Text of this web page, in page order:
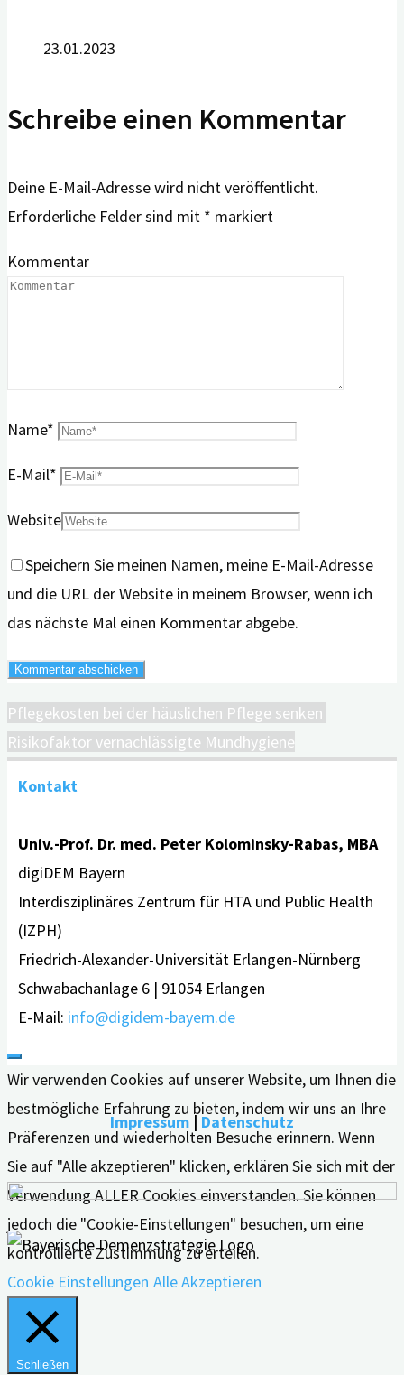
23.01.2023
Schreibe einen Kommentar
Deine E-Mail-Adresse wird nicht veröffentlicht.
Erforderliche Felder sind mit * markiert
Kommentar
Name*
E-Mail*
Website
Speichern Sie meinen Namen, meine E-Mail-Adresse
und die URL der Website in meinem Browser, wenn ich
das nächste Mal einen Kommentar abgebe.
Pflegekosten bei der häuslichen Pflege senken
Risikofaktor vernachlässigte Mundhygiene
Kontakt
Univ.-Prof. Dr. med. Peter Kolominsky-Rabas, MBA
digiDEM Bayern
Interdisziplinäres Zentrum für HTA und Public Health
(IZPH)
Friedrich-Alexander-Universität Erlangen-Nürnberg
Schwabachanlage 6 | 91054 Erlangen
E-Mail: info@digidem-bayern.de
Impressum | Datenschutz
Wir verwenden Cookies auf unserer Website, um Ihnen die
bestmögliche Erfahrung zu bieten, indem wir uns an Ihre
Präferenzen und wiederholten Besuche erinnern. Wenn
Sie auf "Alle akzeptieren" klicken, erklären Sie sich mit der
Verwendung ALLER Cookies einverstanden. Sie können
jedoch die "Cookie-Einstellungen" besuchen, um eine
kontrollierte Zustimmung zu erteilen.
Cookie Einstellungen Alle Akzeptieren
Schließen